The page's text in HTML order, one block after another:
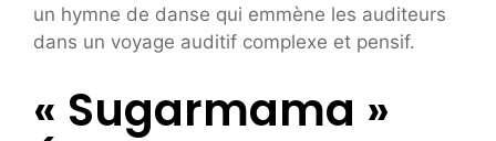
un hymne de danse qui emmène les auditeurs
dans un voyage auditif complexe et pensif.
« Sugarmama »